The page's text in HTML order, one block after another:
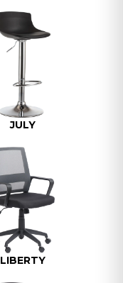
JULY
LIBERTY